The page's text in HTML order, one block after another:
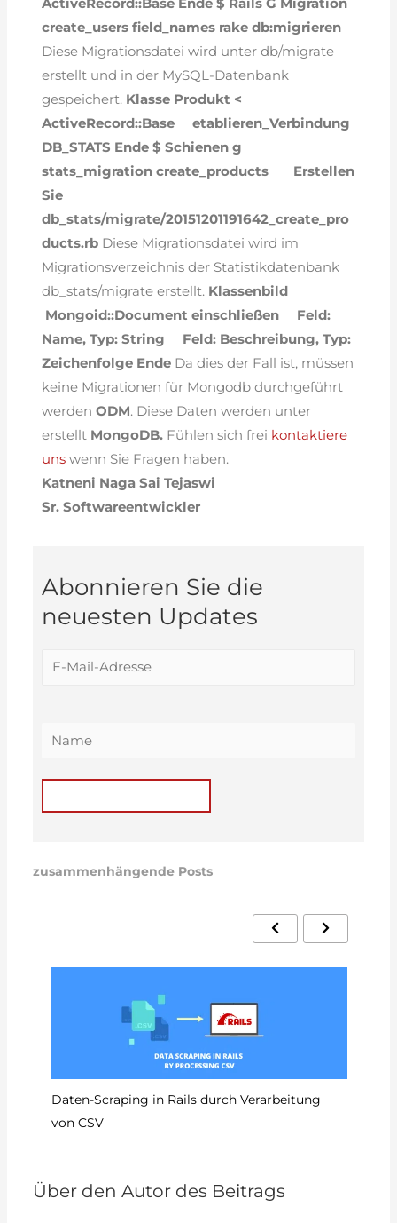
create_users field_names rake db:migrieren
Diese Migrationsdatei wird unter db/migrate
erstellt und in der MySQL-Datenbank
gespeichert. Klasse Produkt <
ActiveRecord::Base
etablieren_Verbindung
DB_STATS Ende $ Schienen g
stats_migration create_products
Erstellen
Sie
db_stats/migrate/20151201191642_create_pro
ducts.rb Diese Migrationsdatei wird im
Migrationsverzeichnis der Statistikdatenbank
db_stats/migrate erstellt. Klassenbild
Mongoid::Document einschließen
Feld:
Name, Typ: String
Feld: Beschreibung, Typ:
Zeichenfolge Ende Da dies der Fall ist, müssen
keine Migrationen für Mongodb durchgeführt
werdenODM. Diese Daten werden unter
erstellt MongoDB. Fühlen sich frei kontaktiere
uns wenn Sie Fragen haben.
Katneni Naga Sai Tejaswi
Sr. Softwareentwickler
Abonnieren Sie die
neuesten Updates
zusammenhängende Posts
Daten-Scraping in Rails durch Verarbeitung
von CSV
Über den Autor des Beitrags